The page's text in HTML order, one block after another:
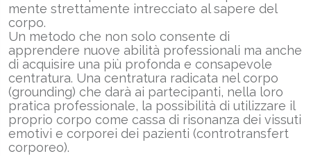
mente strettamente intrecciato al sapere del
corpo.
Un metodo che non solo consente di
apprendere nuove abilità professionali ma anche
di acquisire una più profonda e consapevole
centratura. Una centratura radicata nel corpo
(grounding) che darà ai partecipanti, nella loro
pratica professionale, la possibilità di utilizzare il
proprio corpo come cassa di risonanza dei vissuti
emotivi e corporei dei pazienti (controtransfert
corporeo).